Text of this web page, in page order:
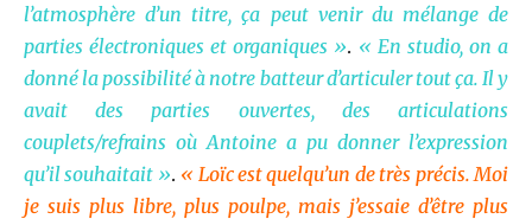
l’atmosphère d’un titre, ça peut venir du mélange de
parties électroniques et organiques ». « En studio, on a
donné la possibilité à notre batteur d’articuler tout ça. Il y
avait des parties ouvertes, des articulations
couplets/refrains où Antoine a pu donner l’expression
qu’il souhaitait ». « Loïc est quelqu’un de très précis. Moi
je suis plus libre, plus poulpe, mais j’essaie d’être plus